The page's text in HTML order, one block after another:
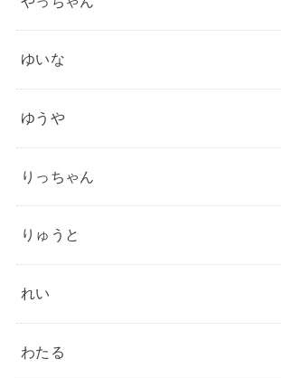
ゆいな
ゆうや
りっちゃん
りゅうと
れい
わたる